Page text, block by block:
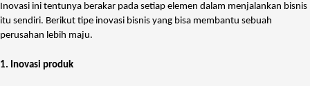
Inovasi ini tentunya berakar pada setiap elemen dalam menjalankan bisnis
itu sendiri. Berikut tipe inovasi bisnis yang bisa membantu sebuah
perusahan lebih maju.
1. Inovasi produk